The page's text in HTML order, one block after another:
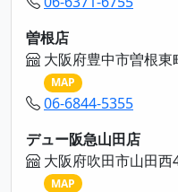
曽根店
大阪府豊中市曽根
MAP
06-6844-5355
デュー阪急山田店
大阪府吹田市山田
MAP